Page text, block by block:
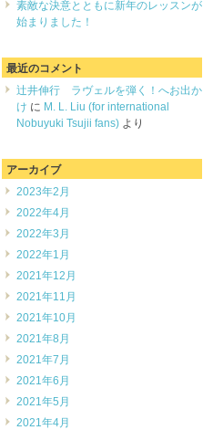
素敵な決意とともに新年のレッスンが
始まりました！
最近のコメント
辻井伸行 ラヴェルを弾く！へお出か
け に M. L. Liu (for international
Nobuyuki Tsujii fans)より
アーカイブ
2023年2月
2022年4月
2022年3月
2022年1月
2021年12月
2021年11月
2021年10月
2021年8月
2021年7月
2021年6月
2021年5月
2021年4月